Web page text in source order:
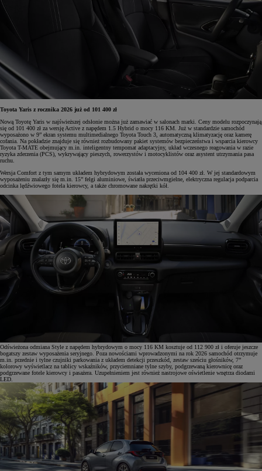
Toyota Yaris z rocznika 2026 już od 101 400 zł
Nową Toyotę Yaris w najświeższej odsłonie można już zamawiać w salonach marki. Ceny modelu rozpoczynają
się od 101 400 zł za wersję Active z napędem 1.5 Hybrid o mocy 116 KM. Już w standardzie samochód
wyposażono w 9” ekran systemu multimedialnego Toyota Touch 3, automatyczną klimatyzację oraz kamerę
cofania. Na pokładzie znajduje się również rozbudowany pakiet systemów bezpieczeństwa i wsparcia kierowcy
Toyota T-MATE obejmujący m.in. inteligentny tempomat adaptacyjny, układ wczesnego reagowania w razie
ryzyka zderzenia (PCS), wykrywający pieszych, rowerzystów i motocyklistów oraz asystent utrzymania pasa
ruchu.
Wersja Comfort z tym samym układem hybrydowym została wyceniona od 104 400 zł. W jej standardowym
wyposażeniu znalazły się m.in. 15” felgi aluminiowe, światła przeciwmgielne, elektryczna regulacja podparcia
odcinka lędźwiowego fotela kierowcy, a także chromowane nakrętki kół.
Odświeżona odmiana Style z napędem hybrydowym o mocy 116 KM kosztuje od 112 900 zł i oferuje jeszcze
bogatszy zestaw wyposażenia seryjnego. Poza nowościami wprowadzonymi na rok 2026 samochód otrzymuje
m.in. przednie i tylne czujniki parkowania z układem detekcji przeszkód, zestaw sześciu głośników, 7”
kolorowy wyświetlacz na tablicy wskaźników, przyciemniane tylne szyby, podgrzewaną kierownicę oraz
podgrzewane fotele kierowcy i pasażera. Uzupełnieniem jest również nastrojowe oświetlenie wnętrza diodami
LED.